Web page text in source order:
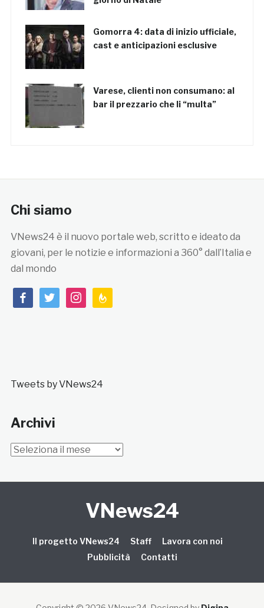
Gomorra 4: data di inizio ufficiale,
cast e anticipazioni esclusive
Varese, clienti non consumano: al
bar il prezzario che li “multa”
Chi siamo
VNews24 è il nuovo portale web, scritto e ideato da
giovani, per le notizie e informazioni a 360° dall’Italia e
dal mondo
facebooktwitterinstagramfeedburner
Tweets by VNews24
Archivi
Archivi
VNews24
Il progetto VNews24 Staff
Lavora con noi
Pubblicità
Contatti